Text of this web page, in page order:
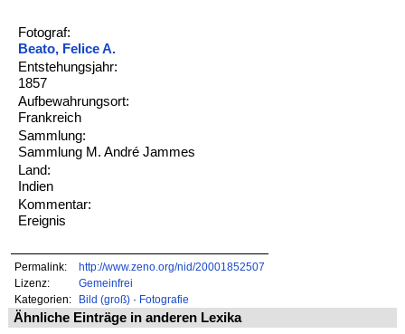
Fotograf:
Beato, Felice A.
Entstehungsjahr:
1857
Aufbewahrungsort:
Frankreich
Sammlung:
Sammlung M. André Jammes
Land:
Indien
Kommentar:
Ereignis
Permalink:
http://www.zeno.org/nid/20001852507
Lizenz:
Gemeinfrei
Kategorien:
Bild (groß)· Fotografie
Ähnliche Einträge in anderen Lexika